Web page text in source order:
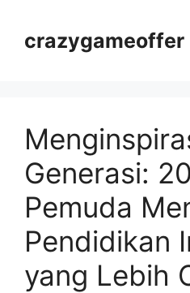
crazygameoffer
Generasi:
Pemuda
Pendidikan
yang Lebih